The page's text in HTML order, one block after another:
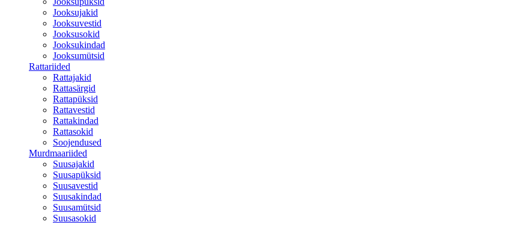
Jooksujakid
Jooksuvestid
Jooksusokid
Jooksukindad
Jooksumütsid
Rattariided
Rattajakid
Rattasärgid
Rattapüksid
Rattavestid
Rattakindad
Rattasokid
Soojendused
Murdmaariided
Suusajakid
Suusapüksid
Suusavestid
Suusakindad
Suusamütsid
Suusasokid